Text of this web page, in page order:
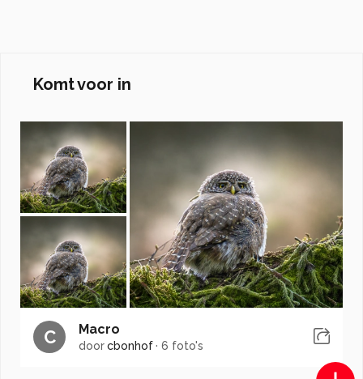
Komt voor in
C Macro
doorcbonhof·6 foto's